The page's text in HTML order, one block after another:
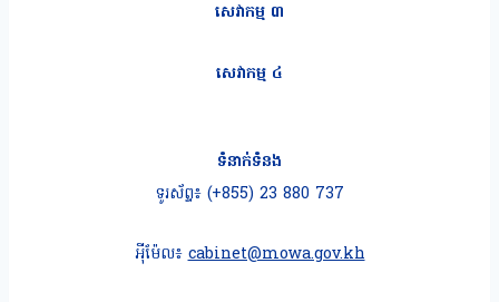
សេវាកម្ម ៣
សេវាកម្ម ៤
ទំនាក់ទំនង
ទូរស័ព្ទ៖ (+855) 23 880 737
អុីម៉ែល៖cabinet@mowa.gov.kh